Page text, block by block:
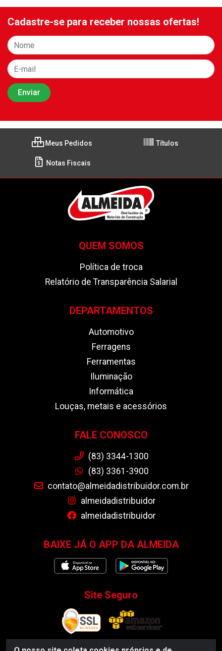
Cadastre-se para receber nossas ofertas!
Meus Pedidos Títulos
Notas Fiscais
QUEM SOMOS
Política de troca
Relatório de Transparência Salarial
DEPARTAMENTOS
Automotivo
Ferragens
Ferramentas
Iluminação
Informática
Louças, metais e acessórios
FALE CONOSCO
(83) 3344-1300
(83) 3361-3900
contato@almeidadistribuidor.com.br
almeidadistribuidor
almeidadistribuidor
BAIXE JÁ O APP DA ALMEIDA
Site Seguro